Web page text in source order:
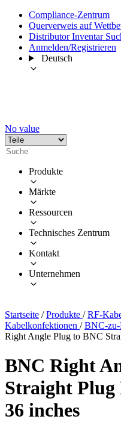
Compliance-Zentrum
Querverweis auf
Distributor Inventar
Anmelden/Registrieren
Deutsch
No value
Produkte
Märkte
Ressourcen
Technisches Zentrum
Kontakt
Unternehmen
Startseite / Produkte / RF-
Kabelkonfektionen / BNC-
Right Angle Plug to BNC
BNC Right
Straight Plug
36 inches